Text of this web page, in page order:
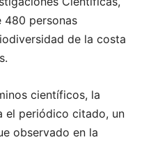
480 personas
de la costa
científicos, la
el periódico citado, un
observado en la